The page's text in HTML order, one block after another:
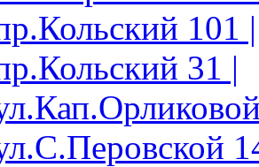
101 |
31 |